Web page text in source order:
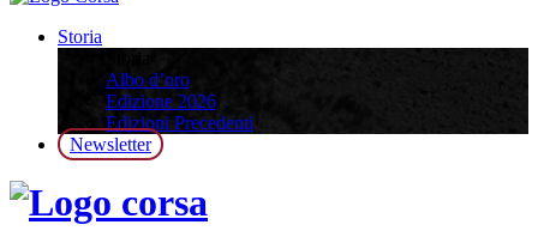
Storia
Albo d’oro
Edizione 2026
Edizioni Precedenti
Newsletter